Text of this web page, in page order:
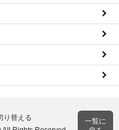
り替える
一覧に